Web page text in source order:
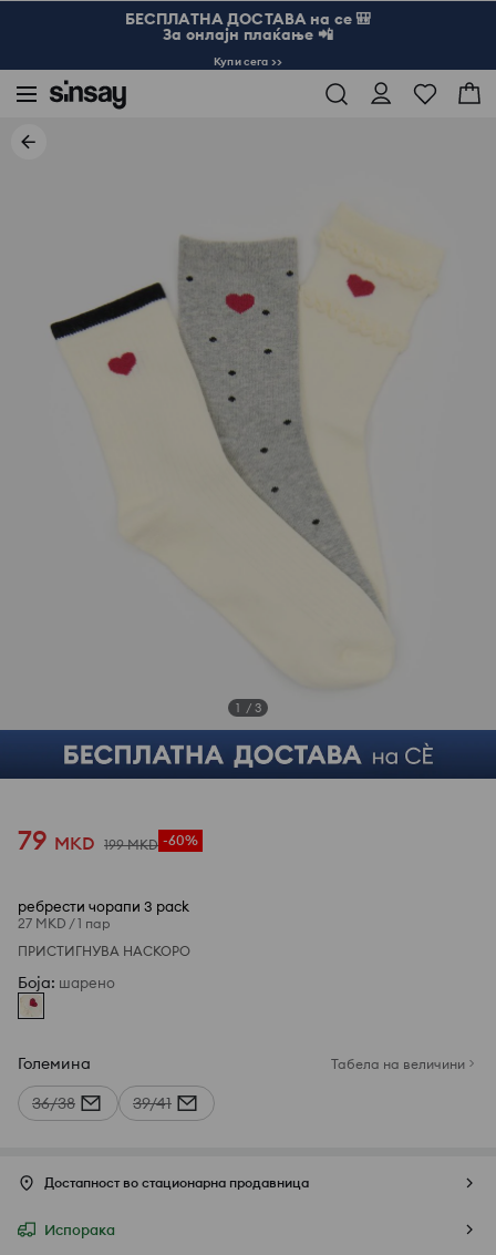
БЕСПЛАТНА ДОСТАВА на се 🎒
За онлајн плаќање 📲
Купи сега >>
1 / 3
79 MKD 199 MKD -60%
ребрести чорапи 3 pack
27 MKD /1 пар
ПРИСТИГНУВА НАСКОРО
Боја: шарено
Големина Табела на величини
36/38 39/41
Достапност во стационарна продавница
Испорака